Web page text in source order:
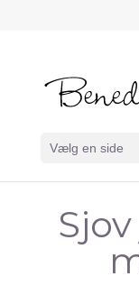
Vælg en side